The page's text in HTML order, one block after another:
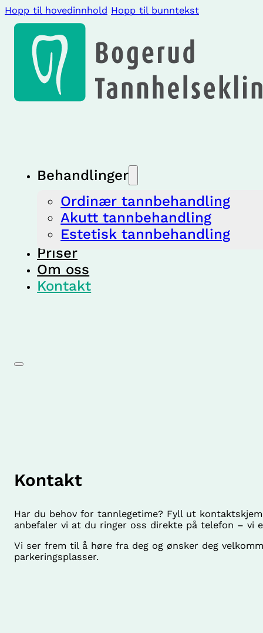
Hopp til hovedinnhold Hopp til bunntekst
Behandlinger
Ordinær tannbehandling
Akutt tannbehandling
Estetisk tannbehandling
Priser
Om oss
Kontakt
Kontakt
Har du behov for tannlegetime? Fyll ut
anbefaler vi at du ringer oss direkte på telefon – vi
Vi ser frem til å høre fra deg og ønsker deg
parkeringsplasser.